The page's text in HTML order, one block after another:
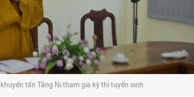
tấn Tăng Ni tham gia kỳ thi tuyển sinh